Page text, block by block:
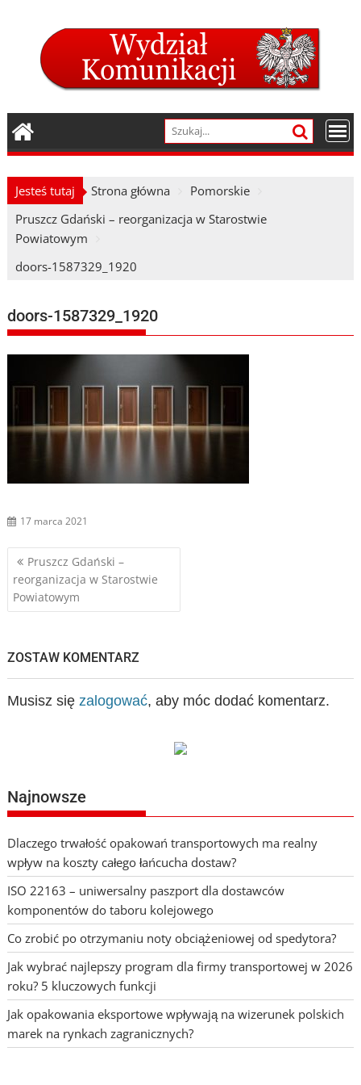
Jesteś tutaj Strona główna
Pomorskie
Pruszcz Gdański – reorganizacja w Starostwie
Powiatowym
doors-1587329_1920
doors-1587329_1920
17 marca 2021
Nawigacja
wpisu
Pruszcz Gdański –
reorganizacja w Starostwie
Powiatowym
ZOSTAW KOMENTARZ
Musisz się zalogować, aby móc dodać komentarz.
Najnowsze
Dlaczego trwałość opakowań transportowych ma realny
wpływ na koszty całego łańcucha dostaw?
ISO 22163 – uniwersalny paszport dla dostawców
komponentów do taboru kolejowego
Co zrobić po otrzymaniu noty obciążeniowej od spedytora?
Jak wybrać najlepszy program dla firmy transportowej w 2026
roku? 5 kluczowych funkcji
Jak opakowania eksportowe wpływają na wizerunek polskich
marek na rynkach zagranicznych?